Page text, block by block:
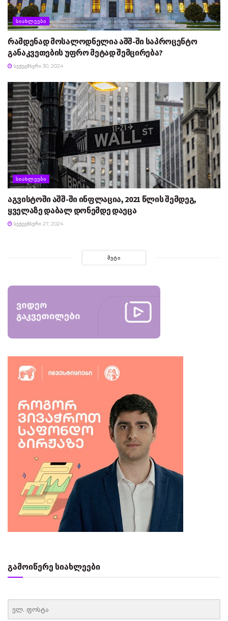
ᲡᲘᲐᲮᲚᲔᲔᲑᲘ
რამდენად მოსალოდნელია აშშ-ში საპროცენტო
განაკვეთების უფრო მეტად შემცირება?
ᲡᲔᲥᲢᲔᲛᲑᲔᲠᲘ 30, 2024
ᲡᲘᲐᲮᲚᲔᲔᲑᲘ
აგვისტოში აშშ-ში ინფლაცია, 2021 წლის შემდეგ,
ყველაზე დაბალ დონემდე დაეცა
ᲡᲔᲥᲢᲔᲛᲑᲔᲠᲘ 27, 2024
ᲛᲔᲢᲘ
გამოიწერე სიახლეები